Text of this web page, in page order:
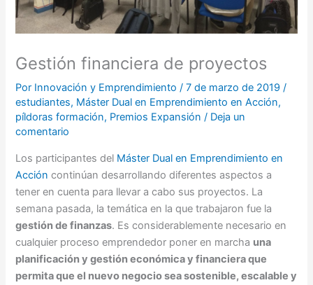
Gestión financiera de proyectos
Por Innovación y Emprendimiento/7 de marzo de 2019/
estudiantes, Máster Dual en Emprendimiento en Acción,
píldoras formación, Premios Expansión / Deja un
comentario
Los participantes del Máster Dual en Emprendimiento en
Acción continúan desarrollando diferentes aspectos a
tener en cuenta para llevar a cabo sus proyectos. La
semana pasada, la temática en la que trabajaron fue la
gestión de finanzas. Es considerablemente necesario en
cualquier proceso emprendedor poner en marcha una
planificación y gestión económica y financiera que
permita que el nuevo negocio sea sostenible, escalable y